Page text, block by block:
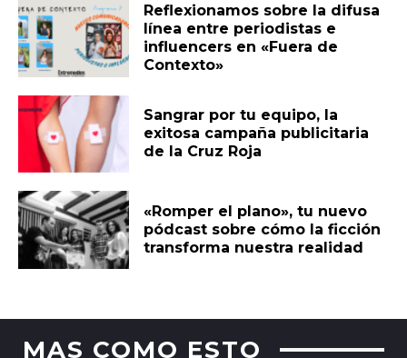
Reflexionamos sobre la difusa
línea entre periodistas e
influencers en «Fuera de
Contexto»
Sangrar por tu equipo, la
exitosa campaña publicitaria
de la Cruz Roja
«Romper el plano», tu nuevo
pódcast sobre cómo la ficción
transforma nuestra realidad
MAS COMO ESTO